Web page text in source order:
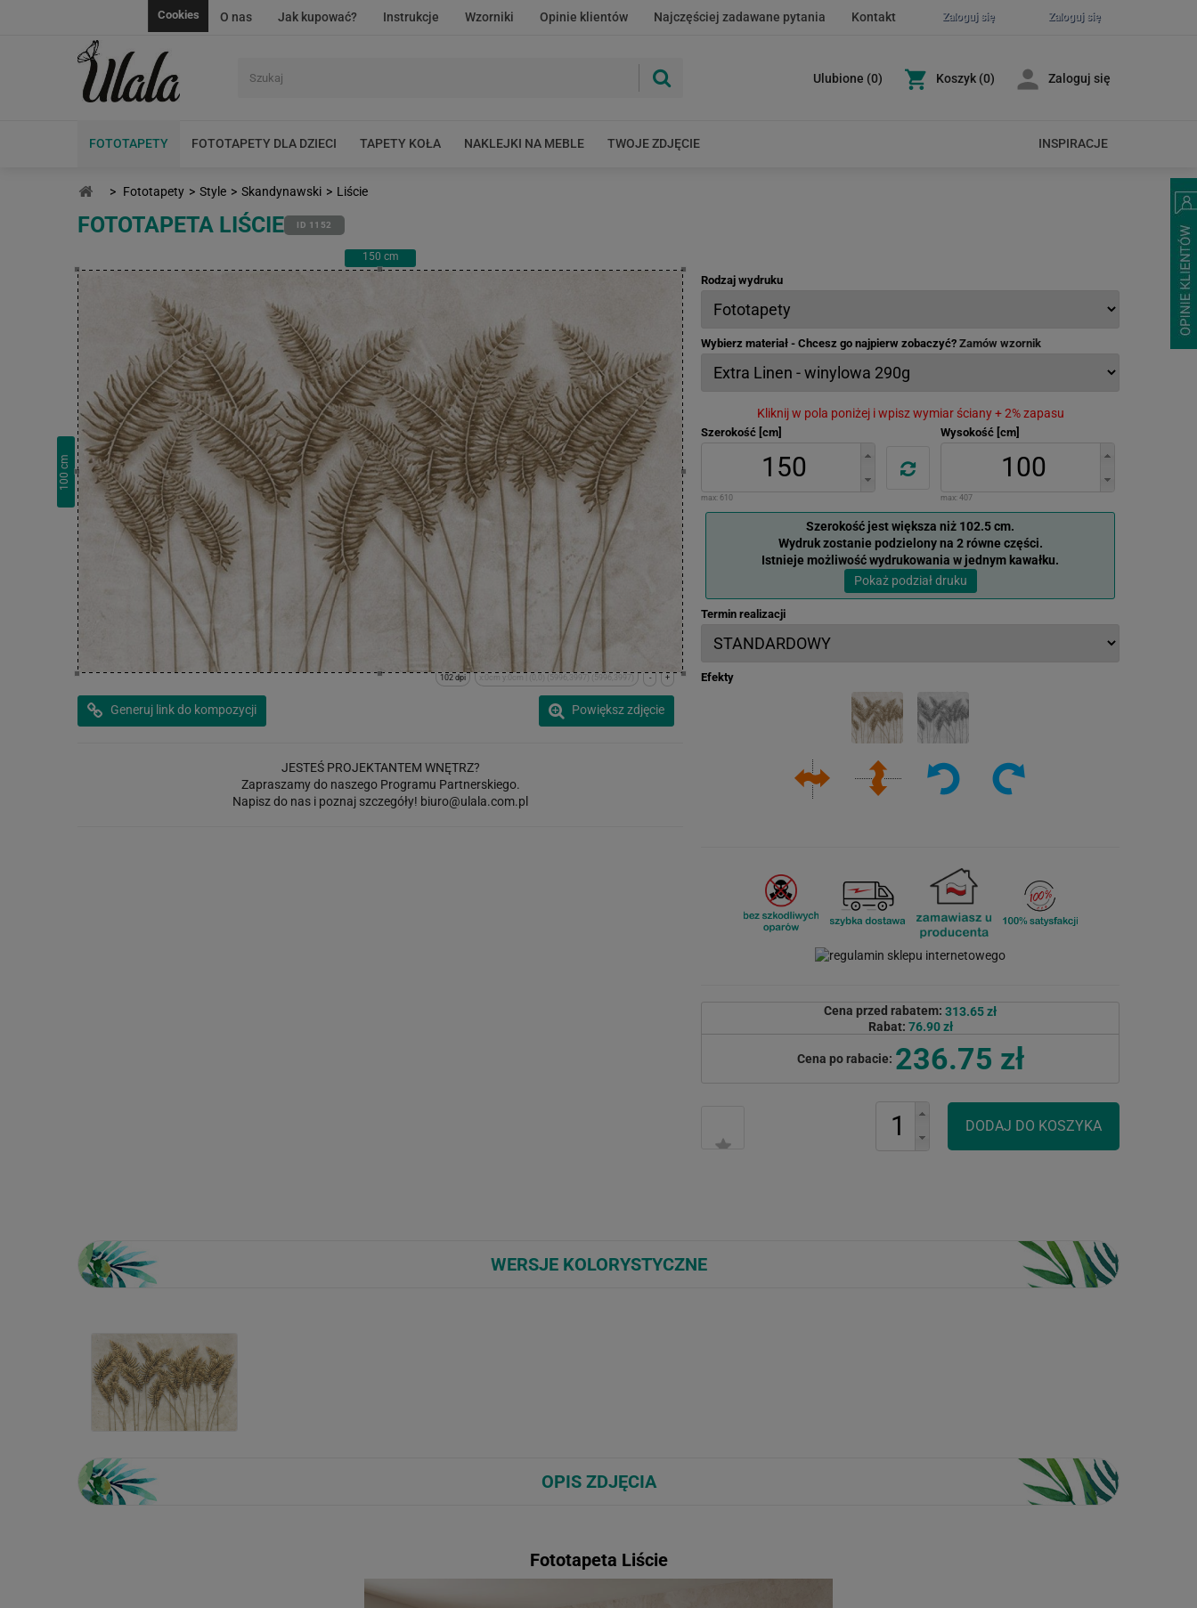
Zaloguj się
Zaloguj się
O nas Jak kupować? Instrukcje Wzorniki Opinie klientów Najczęściej zadawane pytania Kontakt
Cookies
Ulubione (0) Koszyk (0) Zaloguj się
FOTOTAPETY FOTOTAPETY DLA DZIECI TAPETY KOŁA NAKLEJKI NA MEBLE TWOJE ZDJĘCIE INSPIRACJE
> Fototapety > Style > Skandynawski > Liście
FOTOTAPETA LIŚCIE ID 1152
150 cm
100
cm
+
-
x:0cm y:0cm | (0,0) (5996,3997) (5996,3997)
102 dpi
Powiększ zdjęcie
Generuj link do kompozycji
JESTEŚ PROJEKTANTEM WNĘTRZ?
Zapraszamy do naszego Programu Partnerskiego.
Napisz do nas i poznaj szczegóły! biuro@ulala.com.pl
Rodzaj wydruku
Wybierz materiał - Chcesz go najpierw zobaczyć? Zamów wzornik
Kliknij w pola poniżej i wpisz wymiar ściany + 2% zapasu
Szerokość [cm]
max: 610
Wysokość [cm]
max: 407
Szerokość jest większa niż 102.5 cm.
Wydruk zostanie podzielony na 2 równe części.
Istnieje możliwość wydrukowania w jednym kawałku.
Pokaż podział druku
Termin realizacji
Efekty
Cena przed rabatem: 313.65 zł
Rabat: 76.90 zł
Cena po rabacie: 236.75 zł
WERSJE KOLORYSTYCZNE
OPIS ZDJĘCIA
Fototapeta Liście